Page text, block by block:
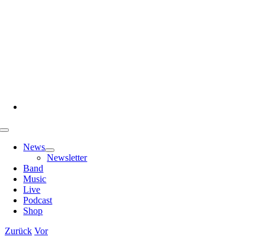
Toggle
NavigationNews
Newsletter
Band
Music
Live
Podcast
Shop
Zurück Vor